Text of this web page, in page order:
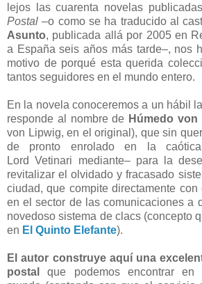
lejos las cuarenta novelas
Postal –o como se ha traducido al
Asunto, publicada allá por 2005 en
a España seis años más tarde–, nos
motivo de porqué esta querida
tantos seguidores en el mundo entero.
En la novela conoceremos a un hábil
responde al nombre de Húmedo von
von Lipwig, en el original), que sin
de pronto enrolado en la
Lord
Vetinari mediante– para la
revitalizar el olvidado y fracasado
ciudad, que compite directamente
en el sector de las comunicaciones a
novedoso sistema de clacs (concepto
en El Quinto Elefante).
El autor construye aquí una
postal
que podemos encontrar en